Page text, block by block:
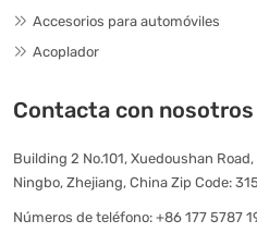
Accesorios para automóviles
Acoplador
Contacta con nosotros
Building 2 No.101, Xuedoushan
Ningbo, Zhejiang, China Zip Code:
Números de teléfono: +86 177 5787